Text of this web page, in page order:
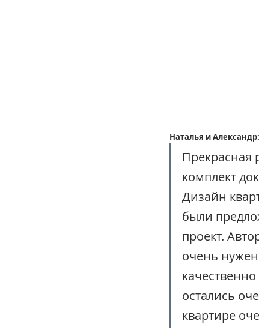
Наталья и Александр:
Прекрасная
комплект
Дизайн
были
проект.
очень
остались
квартире